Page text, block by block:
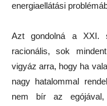
energiaellátási
Azt gondolná a XXI.
racionális, sok
vigyáz arra, hogy ha
nagy hatalommal
nem bír az